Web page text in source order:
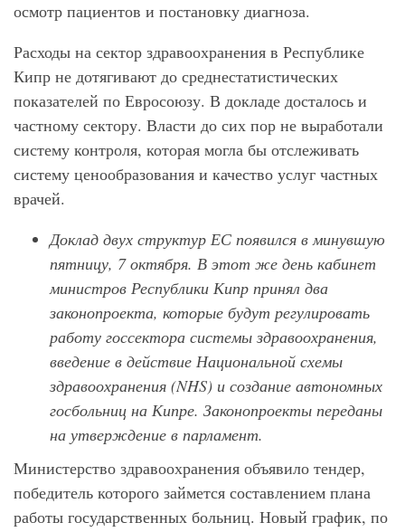
осмотр пациентов и постановку диагноза.
Расходы на сектор здравоохранения в Республике
Кипр не дотягивают до среднестатистических
показателей по Евросоюзу. В докладе досталось и
частному сектору. Власти до сих пор не выработали
систему контроля, которая могла бы отслеживать
систему ценообразования и качество услуг частных
врачей.
Доклад двух структур ЕС появился в минувшую
пятницу, 7 октября. В этот же день кабинет
министров Республики Кипр принял два
законопроекта, которые будут регулировать
работу госсектора системы здравоохранения,
введение в действие Национальной схемы
здравоохранения (NHS) и создание автономных
госбольниц на Кипре. Законопроекты переданы
на утверждение в парламент.
Министерство здравоохранения объявило тендер,
победитель которого займется составлением плана
работы государственных больниц. Новый график, по